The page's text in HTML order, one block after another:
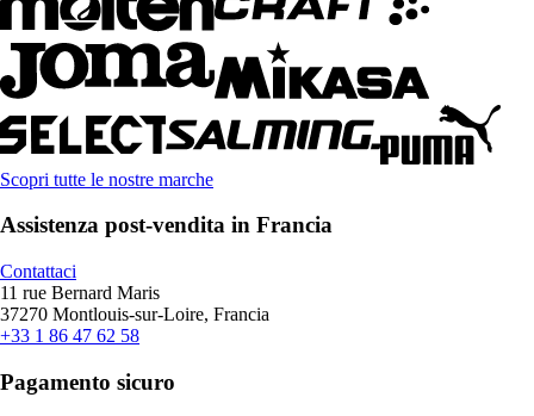
Scopri tutte le nostre marche
Assistenza post-vendita in Francia
Contattaci
11 rue Bernard Maris
37270 Montlouis-sur-Loire, Francia
+33 1 86 47 62 58
Pagamento sicuro